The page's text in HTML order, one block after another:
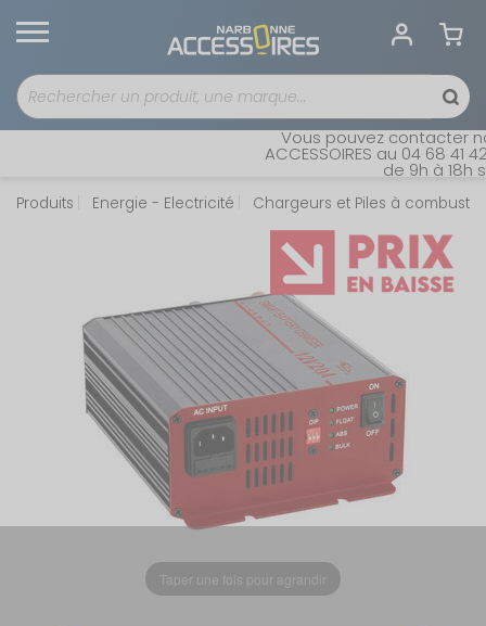
Vous pouvez contacter
ACCESSOIRES au 04 68 41
de 9h à 18h
Produits Energie - Electricité Chargeurs et Piles à
Taper une fois pour agrandir